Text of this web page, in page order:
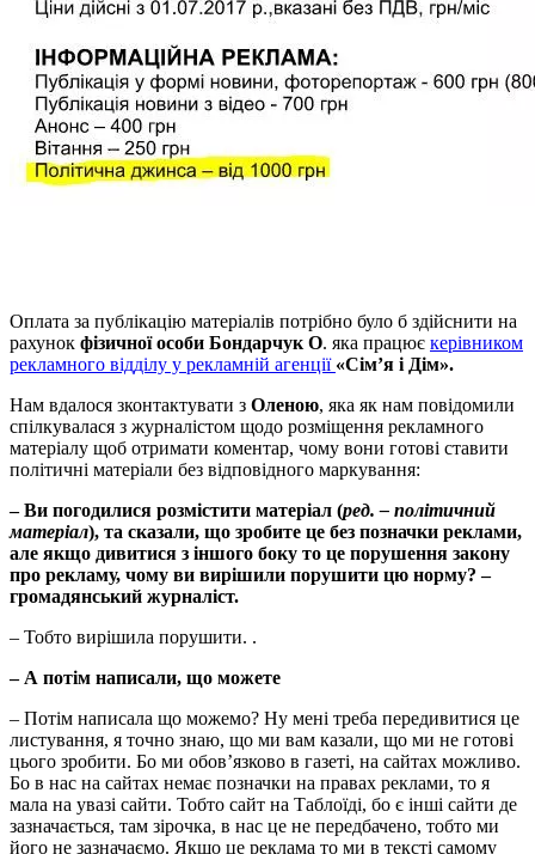
Оплата за публікацію матеріалів потрібно було б здійснити на
рахунок фізичної особи Бондарчук О. яка працює керівником
рекламного відділу у рекламній агенції «Сім’я і Дім».
Нам вдалося зконтактувати з Оленою, яка як нам повідомили
спілкувалася з журналістом щодо розміщення рекламного
матеріалу щоб отримати коментар, чому вони готові ставити
політичні матеріали без відповідного маркування:
– Ви погодилися розмістити матеріал (ред. – політичний
матеріал), та сказали, що зробите це без позначки реклами,
але якщо дивитися з іншого боку то це порушення закону
про рекламу, чому ви вирішили порушити цю норму? –
громадянський журналіст.
– Тобто вирішила порушити. .
– А потім написали, що можете
– Потім написала що можемо? Ну мені треба передивитися це
листування, я точно знаю, що ми вам казали, що ми не готові
цього зробити. Бо ми обов’язково в газеті, на сайтах можливо.
Бо в нас на сайтах немає позначки на правах реклами, то я
мала на увазі сайти. Тобто сайт на Таблоїді, бо є інші сайти де
зазначається, там зірочка, в нас це не передбачено, тобто ми
його не зазначаємо. Якщо це реклама то ми в тексті самому